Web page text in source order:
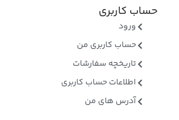
حساب کاربری
ورود
حساب کاربری من
تاریخچه سفارشات
اطلاعات حساب کاربری
آدرس های من